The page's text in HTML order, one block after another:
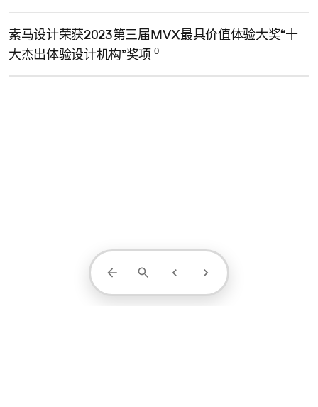
素马设计荣获2023第三届MVX最具价值体验大奖“十
大杰出体验设计机构”奖项 0